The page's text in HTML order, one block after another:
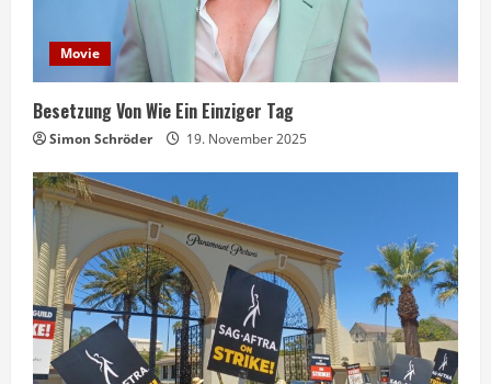
Movie
Besetzung Von Wie Ein Einziger Tag
Simon Schröder 19. November 2025